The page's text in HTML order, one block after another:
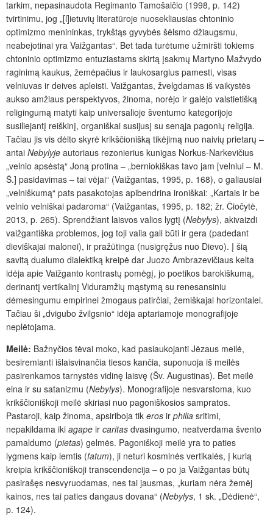
tarkim, nepasinaudota Regimanto Tamošaičio (1998, p. 142)
tvirtinimu, jog „[l]ietuvių literatūroje nuosekliausias chtoninio
optimizmo menininkas, trykštąs gyvybės šėlsmo džiaugsmu,
neabejotinai yra Vaižgantas“. Bet tada turėtume užmiršti tokiems
chtoninio optimizmo entuziastams skirtą įsakmų Martyno Mažvydo
raginimą kaukus, žemėpačius ir laukosargius pamesti, visas
velniuvas ir deives apleisti. Vaižgantas, žvelgdamas iš vaikystės
aukso amžiaus perspektyvos, žinoma, norėjo ir galėjo valstietišką
religingumą matyti kaip universalioje šventumo kategorijoje
susiliejantį reiškinį, organiškai susijusį su senąja pagonių religija.
Tačiau jis vis dėlto skyrė krikščionišką tikėjimą nuo naivių prietarų –
antai Nebylyje autoriaus rezonierius kunigas Norkus-Narkevičius
„velnio apsėstą“ Joną protina – „berniokiškas tavo jam [velniui – M.
Š.] pasidavimas – tai vėjai“ (Vaižgantas, 1995, p. 168), o galiausiai
„velniškumą“ pats pasakotojas apibendrina ironiškai: „Kartais ir be
velnio velniškai padaroma“ (Vaižgantas, 1995, p. 182; žr. Čiočytė,
2013, p. 265). Sprendžiant laisvos valios lygtį (Nebylys), akivaizdi
vaižgantiška problemos, jog toji valia gali būti ir gera (padedant
dieviškajai malonei), ir pražūtinga (nusigręžus nuo Dievo). Į šią
savitą dualumo dialektiką kreipė dar Juozo Ambrazevičiaus kelta
idėja apie Vaižganto kontrastų pomėgį, jo poetikos barokiškumą,
derinantį vertikalinį Viduramžių mąstymą su renesansiniu
dėmesingumu empirinei žmogaus patirčiai, žemiškajai horizontalei.
Tačiau ši „dvigubo žvilgsnio“ idėja aptariamoje monografijoje
neplėtojama.
Meilė: Bažnyčios tėvai moko, kad pasiaukojanti Jėzaus meilė,
besiremianti išlaisvinančia tiesos kančia, suponuoja iš meilės
pasirenkamos tarnystės vidinę laisvę (Šv. Augustinas). Bet meilė
eina ir su satanizmu (Nebylys). Monografijoje nesvarstoma, kuo
krikščioniškoji meilė skiriasi nuo pagoniškosios sampratos.
Pastaroji, kaip žinoma, apsiriboja tik eros ir philia sritimi,
nepakildama iki agape ir caritas dvasingumo, neatverdama švento
pamaldumo (pietas) gelmės. Pagoniškoji meilė yra to paties
lygmens kaip lemtis (fatum), ji neturi kosminės vertikalės, į kurią
kreipia krikščioniškoji transcendencija – o po ja Vaižgantas būtų
pasirašęs nesvyruodamas, nes tai jausmas, „kuriam nėra žemėj
kainos, nes tai paties dangaus dovana“ (Nebylys, 1 sk. „Dėdienė“,
p. 124).